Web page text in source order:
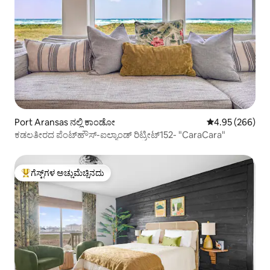
Port Aransas ನಲ್ಲಿ ಕಾಂಡೋ 5 ರಲ್ಲಿ 4.95
4.95 (266)
ಕಡಲತೀರದ ಪೆಂಟ್‌ಹೌಸ್-ಐಲ್ಯಾಂಡ್ ರಿಟ್ರೀಟ್152- "CaraCara"
ಗೆಸ್ಟ್‌ಗಳಿಗೆ ಅತಿ ಹೆಚ್ಚು ಅಚ್ಚುಮೆಚ್ಚಿನದು
ಗೆಸ್ಟ್‌ಗಳ ಅಚ್ಚುಮೆಚ್ಚಿನದು